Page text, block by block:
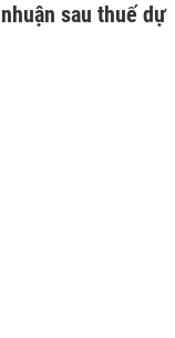
sau thuế dự